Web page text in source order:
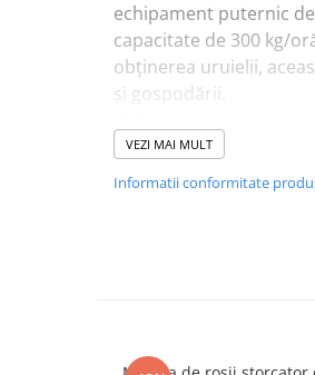
echipament puternic
capacitate de 300 kg/
obținerea uruielii,
și gospodării.
✔ Motor puternic de
ridicată și durabilitate
✔ 4 site incluse –
✔ Cuva mare pentru
VEZI MAI MULT
Informatii conformitate